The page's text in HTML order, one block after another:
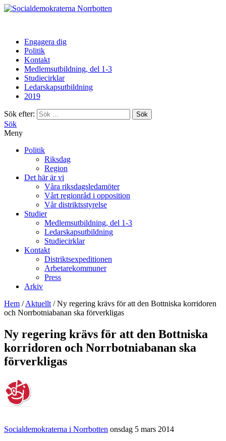
Norrbotten
Engagera dig
Politik
Kontakt
Medlemsutbildning, del 1-3
Studiecirklar
Ledarskapsutbildning
2019
Sök efter:
Sök
Meny
Politik
Riksdag
Region
Det här är vi
Våra riksdagsledamöter
Vårt regionråd i opposition
Vår distriktsstyrelse
Studier
Medlemsutbildning, del 1-3
Ledarskapsutbildning
Studiecirklar
Kontakt
Distriktsexpeditionen
Arbetarekommuner
Press
Arkiv
Hem /Aktuellt /Ny regering krävs för att den Bottniska korridoren
och Norrbotniabanan ska förverkligas
Ny regering krävs för att den Bottniska
korridoren och Norrbotniabanan ska
förverkligas
Socialdemokraterna i Norrbotten onsdag 5 mars 2014